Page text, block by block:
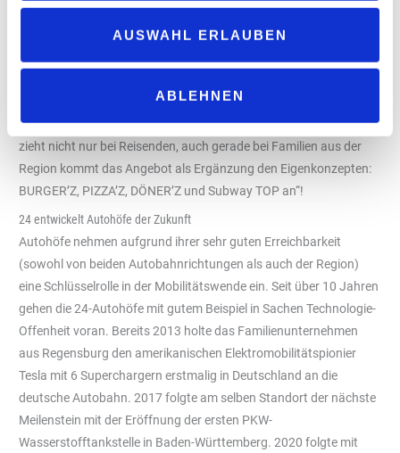
AUSWAHL ERLAUBEN
ABLEHNEN
sind uns sicher, mit 24 einen solchen erstklassigen Partner mit
Zukunftsaussicht gefunden zu haben!“, freut sich Kolja
Mühlberger, COO von Coffee Fellows, über die gelungene
regionalverwurzelte Pächterehepaar Florian und Sabrina Reiserer
freut sich über die Ergänzung und ist zuversichtlich: „Das Angebot
zieht nicht nur bei Reisenden, auch gerade bei Familien aus der
Region kommt das Angebot als Ergänzung den Eigenkonzepten:
BURGER’Z, PIZZA’Z, DÖNER’Z und Subway TOP an“!
24 entwickelt Autohöfe der Zukunft
Autohöfe nehmen aufgrund ihrer sehr guten Erreichbarkeit
(sowohl von beiden Autobahnrichtungen als auch der Region)
eine Schlüsselrolle in der Mobilitätswende ein. Seit über 10 Jahren
gehen die 24-Autohöfe mit gutem Beispiel in Sachen Technologie-
Offenheit voran. Bereits 2013 holte das Familienunternehmen
aus Regensburg den amerikanischen Elektromobilitätspionier
Tesla mit 6 Superchargern erstmalig in Deutschland an die
deutsche Autobahn. 2017 folgte am selben Standort der nächste
Meilenstein mit der Eröffnung der ersten PKW-
Wasserstofftankstelle in Baden-Württemberg. 2020 folgte mit